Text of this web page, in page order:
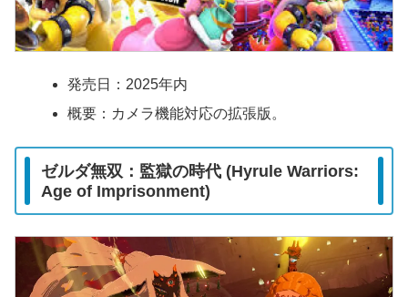
発売日：2025年内
概要：カメラ機能対応の拡張版。
ゼルダ無双：監獄の時代 (Hyrule Warriors:
Age of Imprisonment)